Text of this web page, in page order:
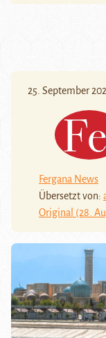
25. September
Fergana News
Übersetzt von:
Original (28.